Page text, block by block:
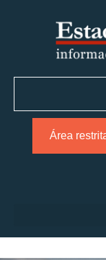
Área